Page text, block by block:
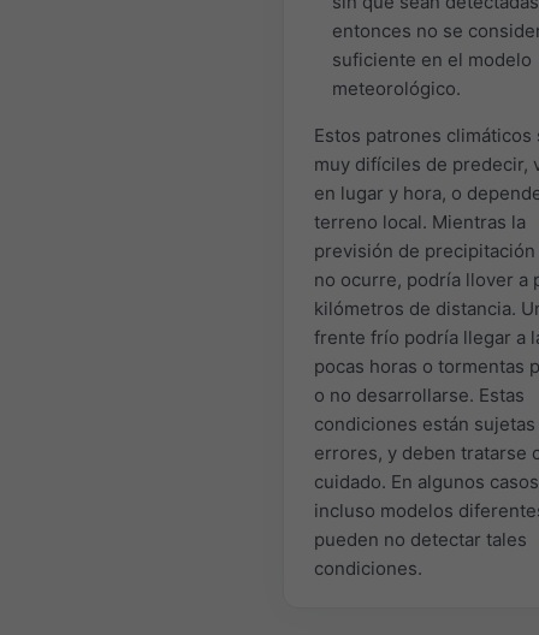
entonces no se
suficiente en el modelo
meteorológico.
Estos patrones climáticos
muy difíciles de predecir,
en lugar y hora, o
terreno local. Mientras la
previsión de
no ocurre, podría llover a
kilómetros de distancia.
frente frío podría llegar a
pocas horas o tormentas
o no desarrollarse. Estas
condiciones están sujetas
errores, y deben tratarse
cuidado. En algunos
incluso modelos
pueden no detectar tales
condiciones.